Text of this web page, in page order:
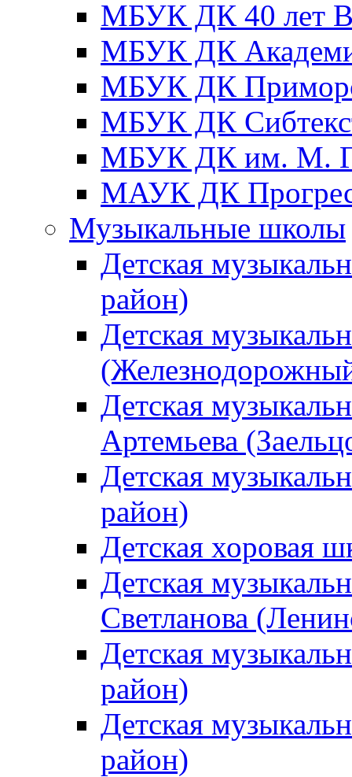
МБУК ДК 40 лет
МБУК ДК
МБУК ДК
МБУК ДК
МБУК ДК им. М.
МАУК ДК
Музыкальные школы
Детская
район)
Детская
Детская
Артемьева
Детская
район)
Детская хоровая
Детская
Светланова
Детская
район)
Детская
район)